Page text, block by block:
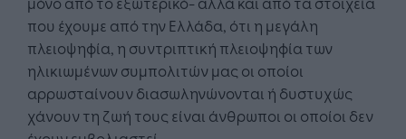
που έχουμε από την Ελλάδα, ότι η μεγάλη
πλειοψηφία, η συντριπτική πλειοψηφία των
ηλικιωμένων συμπολιτών μας οι οποίοι
αρρωσταίνουν διασωληνώνονται ή δυστυχώς
χάνουν τη ζωή τους είναι άνθρωποι οι οποίοι δεν